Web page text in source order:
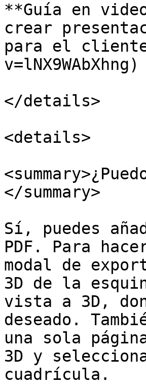
**Guía en
crear
para el
v=lNX9WAbXhng)
</details>
<details>
</summary>
Sí, puedes
PDF. Para
modal de
3D de la
vista a 3D,
deseado.
una sola
3D y
cuadrícula.